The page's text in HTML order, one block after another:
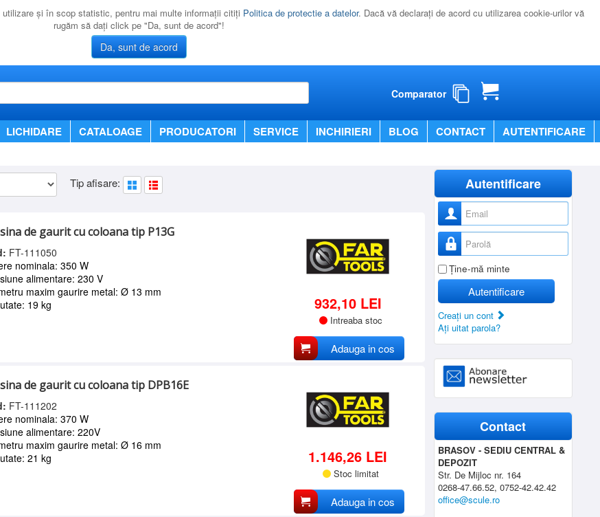
şi în scop statistic, pentru mai multe informaţii citiţi Politica de protectie a datelor. Dacă vă declaraţi de acord cu utilizarea cookie-urilor vă
rugăm să daţi click pe "Da, sunt de acord"!
Da, sunt de acord
Comparator
LICHIDARE CATALOAGE PRODUCATORI SERVICE INCHIRIERI BLOG CONTACT AUTENTIFICARE
Tip afisare:
de gaurit cu coloana tip P13G
FT-111050
nominala: 350 W
alimentare: 230 V
maxim gaurire metal: Ø 13 mm
19 kg
932,10 LEI
Intreaba stoc
Adauga in cos
de gaurit cu coloana tip DPB16E
FT-111202
nominala: 370 W
alimentare: 220V
maxim gaurire metal: Ø 16 mm
21 kg
1.146,26 LEI
Stoc limitat
Adauga in cos
Autentificare
Nume utilizator
Parolă
Ţine-mă minte
Autentificare
Creaţi un cont
Aţi uitat parola?
Contact
BRASOV - SEDIU CENTRAL &
DEPOZIT
Str. De Mijloc nr. 164
0268-47.66.52, 0752-42.42.42
office@scule.ro